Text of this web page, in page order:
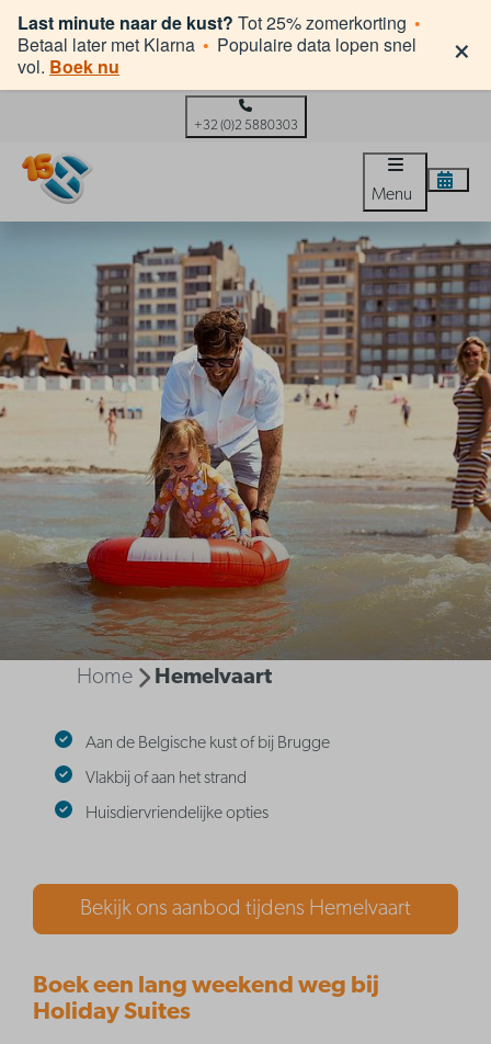
Last minute naar de kust? Tot 25% zomerkorting •
Betaal later met Klarna • Populaire data lopen snel
vol. Boek nu ×
+32 (0)2 5880303
Menu
Home Hemelvaart
Aan de Belgische kust of bij Brugge
Vlakbij of aan het strand
Huisdiervriendelijke opties
Bekijk ons aanbod tijdens Hemelvaart
Boek een lang weekend weg bij
Holiday Suites